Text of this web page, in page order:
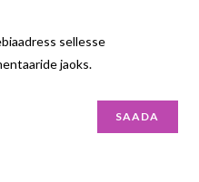
sellesse
jaoks.